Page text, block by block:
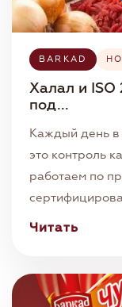
BARKAD
Халал и ISO
под...
Каждый день
это контроль
работаем по
Читать